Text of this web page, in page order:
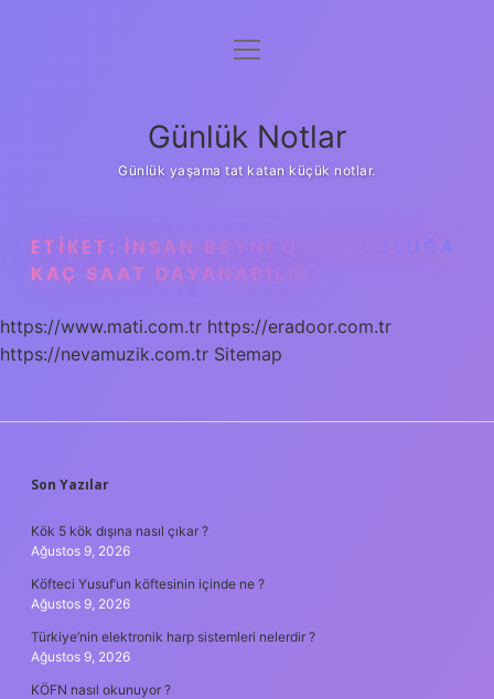
Anasayfa
Yasal Uyarı
menüyü
Günlük Notlar
Günlük yaşama tat katan küçük notlar.
ETIKET: İNSAN BEYNI UYKUSUZLUĞA
KAÇ SAAT DAYANABILIR
https://www.mati.com.tr https://eradoor.com.tr
https://nevamuzik.com.tr Sitemap
SIDEBAR
Son Yazılar
Kök 5 kök dışına nasıl çıkar ?
Ağustos 9, 2026
Köfteci Yusuf’un köftesinin içinde ne ?
Ağustos 9, 2026
Türkiye’nin elektronik harp sistemleri nelerdir ?
Ağustos 9, 2026
KÖFN nasıl okunuyor ?